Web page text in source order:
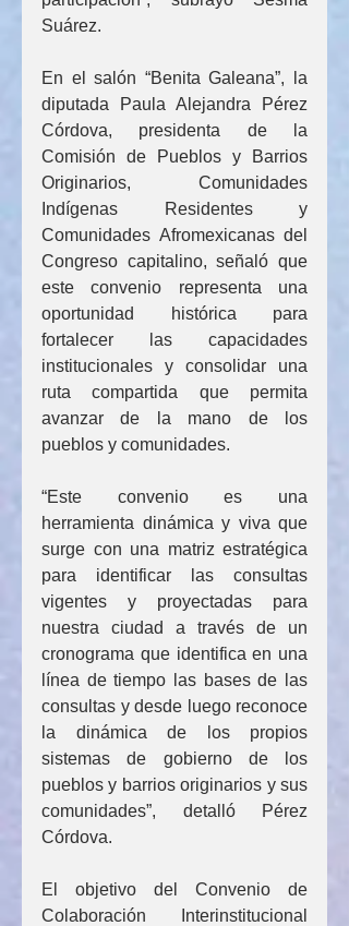
Suárez.
En el salón “Benita Galeana”, la
diputada Paula Alejandra Pérez
Córdova, presidenta de la
Comisión de Pueblos y Barrios
Originarios, Comunidades
Indígenas Residentes y
Comunidades Afromexicanas del
Congreso capitalino, señaló que
este convenio representa una
oportunidad histórica para
fortalecer las capacidades
institucionales y consolidar una
ruta compartida que permita
avanzar de la mano de los
pueblos y comunidades.
“Este convenio es una
herramienta dinámica y viva que
surge con una matriz estratégica
para identificar las consultas
vigentes y proyectadas para
nuestra ciudad a través de un
cronograma que identifica en una
línea de tiempo las bases de las
consultas y desde luego reconoce
la dinámica de los propios
sistemas de gobierno de los
pueblos y barrios originarios y sus
comunidades”, detalló Pérez
Córdova.
El objetivo del Convenio de
Colaboración Interinstitucional